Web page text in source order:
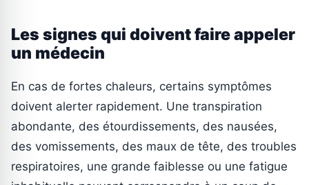
Les signes qui doivent faire appeler
un médecin
En cas de fortes chaleurs, certains symptômes
doivent alerter rapidement. Une transpiration
abondante, des étourdissements, des nausées,
des vomissements, des maux de tête, des troubles
respiratoires, une grande faiblesse ou une fatigue